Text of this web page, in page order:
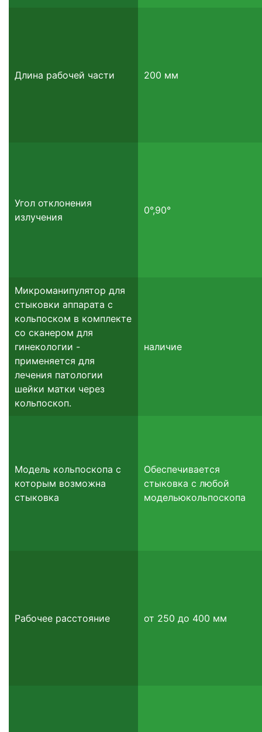
Длина рабочей части 200 мм
Угол отклонения
излучения
0°,90°
Микроманипулятор для
стыковки аппарата с
кольпоском в комплекте
со сканером для
гинекологии -
применяется для
лечения патологии
шейки матки через
кольпоскоп.
наличие
Модель кольпоскопа с
которым возможна
стыковка
Обеспечивается
стыковка с любой
модельюкольпоскопа
Рабочее расстояние от 250 до 400 мм